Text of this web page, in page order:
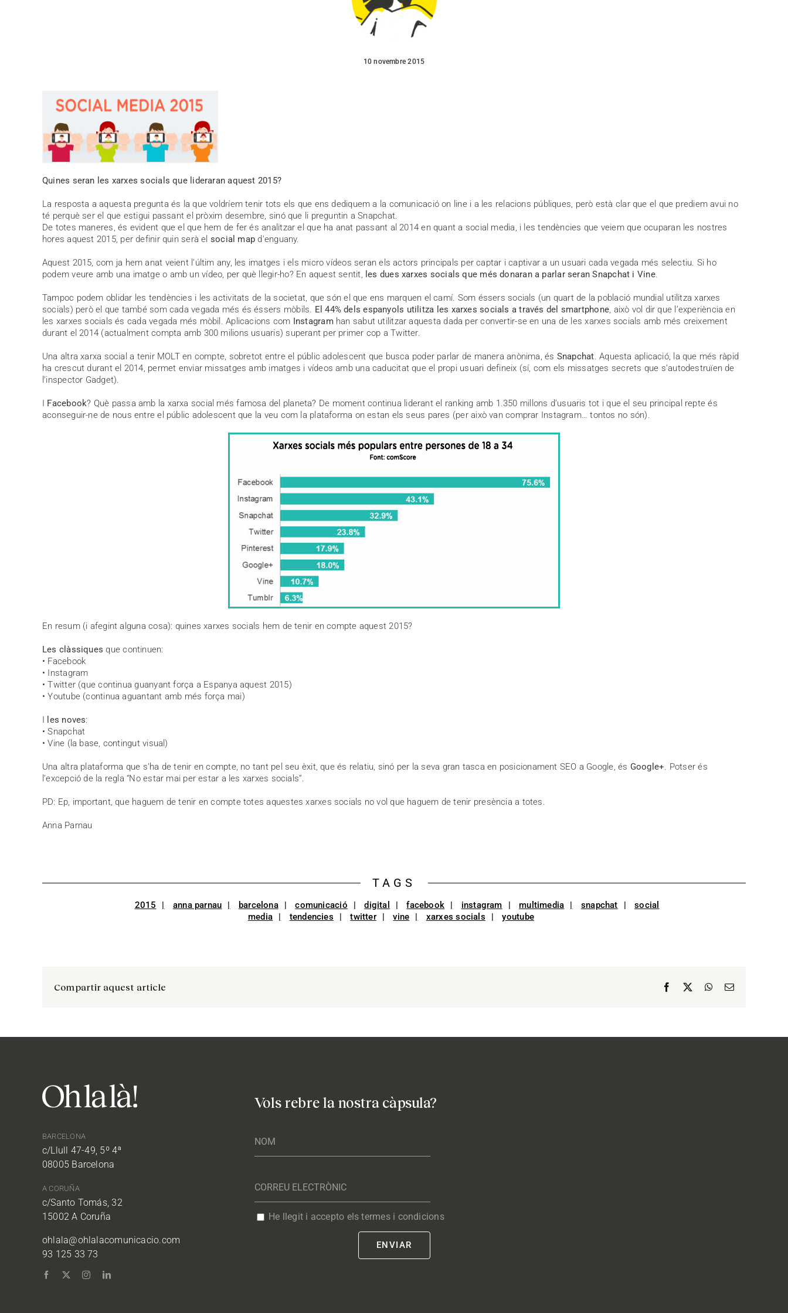
10 novembre 2015
Quines seran les xarxes socials que lideraran aquest 2015?
La resposta a aquesta pregunta és la que voldríem tenir tots els que ens dediquem a la comunicació on line i a les relacions públiques, però està clar que el que prediem avui no
té perquè ser el que estigui passant el pròxim desembre, sinó que li preguntin a Snapchat.
De totes maneres, és evident que el que hem de fer és analitzar el que ha anat passant al 2014 en quant a social media, i les tendències que veiem que ocuparan les nostres
hores aquest 2015, per definir quin serà el social map d’enguany.
Aquest 2015, com ja hem anat veient l’últim any, les imatges i els micro vídeos seran els actors principals per captar i captivar a un usuari cada vegada més selectiu. Si ho
podem veure amb una imatge o amb un vídeo, per què llegir-ho? En aquest sentit, les dues xarxes socials que més donaran a parlar seran Snapchat i Vine.
Tampoc podem oblidar les tendències i les activitats de la societat, que són el que ens marquen el camí. Som éssers socials (un quart de la població mundial utilitza xarxes
socials) però el que també som cada vegada més és éssers mòbils. El 44% dels espanyols utilitza les xarxes socials a través del smartphone, això vol dir que l’experiència en
les xarxes socials és cada vegada més mòbil. Aplicacions com Instagramhan sabut utilitzar aquesta dada per convertir-se en una de les xarxes socials amb més creixement
durant el 2014 (actualment compta amb 300 milions usuaris) superant per primer cop a Twitter.
Una altra xarxa social a tenir MOLT en compte, sobretot entre el públic adolescent que busca poder parlar de manera anònima, és Snapchat. Aquesta aplicació, la que més ràpid
ha crescut durant el 2014, permet enviar missatges amb imatges i vídeos amb una caducitat que el propi usuari defineix (sí, com els missatges secrets que s’autodestruïen de
l’inspector Gadget).
I Facebook? Què passa amb la xarxa social més famosa del planeta? De moment continua liderant el ranking amb 1.350 millons d’usuaris tot i que el seu principal repte és
aconseguir-ne de nous entre el públic adolescent que la veu com la plataforma on estan els seus pares (per això van comprar Instagram… tontos no són).
En resum (i afegint alguna cosa): quines xarxes socials hem de tenir en compte aquest 2015?
Les clàssiques que continuen:
• Facebook
• Instagram
• Twitter (que continua guanyant força a Espanya aquest 2015)
• Youtube (continua aguantant amb més força mai)
I les noves:
• Snapchat
• Vine (la base, contingut visual)
Una altra plataforma que s’ha de tenir en compte, no tant pel seu èxit, que és relatiu, sinó per la seva gran tasca en posicionament SEO a Google, és Google+. Potser és
l’excepció de la regla “No estar mai per estar a les xarxes socials”.
PD: Ep, important, que haguem de tenir en compte totes aquestes xarxes socials no vol que haguem de tenir presència a totes.
Anna Parnau
TAGS
2015 anna parnau barcelona comunicació digital facebook instagram multimedia snapchat
social
media
tendencies twitter vine xarxes socials youtube
Compartir aquest article Facebook WhatsApp
Email:
BARCELONA
c/Llull 47-49, 5º 4ª
08005 Barcelona
A CORUÑA
c/Santo Tomás, 32
15002 A Coruña
ohlala@ohlalacomunicacio.com
93 125 33 73
Vols rebre la nostra càpsula?
He llegit i accepto els termes i condicions